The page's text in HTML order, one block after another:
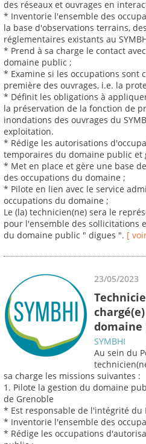
des réseaux et ouvrages en
* Inventorie l'ensemble des
la base d'observations terrains,
réglementaires existants au
* Prend à sa charge le contact
domaine public ;
* Examine si les occupations sont
première des ouvrages, i.e. la
* Définit les obligations à
la préservation de la fonction de
inondations des ouvrages du
exploitation.
* Rédige les autorisations
temporaires du domaine public et
* Met en place et gère une base
des occupations du domaine ;
* Pilote en lien avec le service
occupations du domaine ;
Le (la) technicien(ne) sera le
pour l'ensemble des sollicitations
du domaine public " digues ". [
23/05/2023
SYMBHI
Au sein du
sa charge les missions suivantes :
1. Pilote la gestion du domaine
de Grenoble
* Est responsable de l'intégrité du
* Inventorie l'ensemble des
* Rédige les occupations